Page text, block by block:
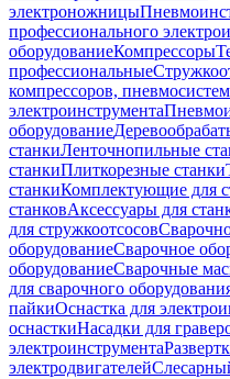
электроножницы
профессионального
оборудованиеКомпрессоры
профессиональные
компрессоров, пневмосистем
электроинструмента
оборудование
станкиЛенточнопильные
станкиПлиткорезные станки
станкиКомплектующие для
станковАксессуары для
для стружкоотсосов
оборудованиеСварочное
оборудованиеСварочные
для сварочного
пайкиОснастка для
оснасткиНасадки для
электроинструмента
электродвигателей